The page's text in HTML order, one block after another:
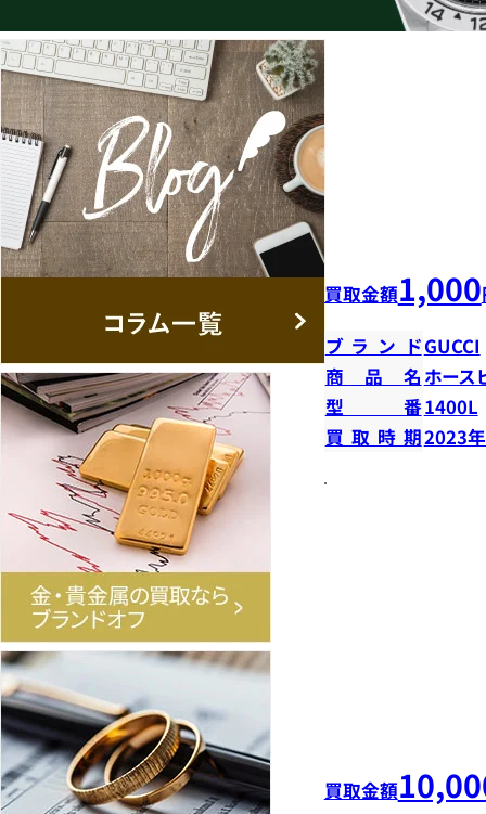
買取金額1,000
ブランドGUCCI
商品名 ホース
型番1400L
買取時期2023
買取金額